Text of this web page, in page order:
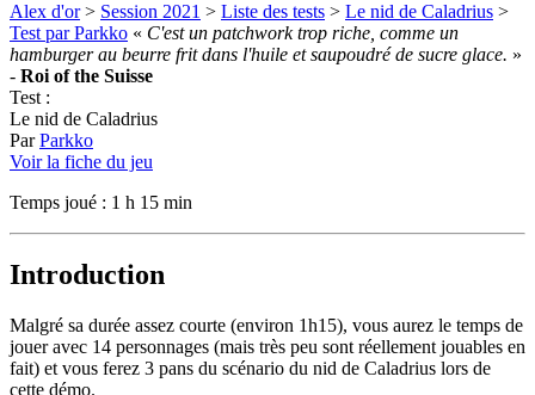
Alex d'or> Session 2021 > Liste des tests > Le nid de Caladrius >
Test par Parkko « C'est un patchwork trop riche, comme un
hamburger au beurre frit dans l'huile et saupoudré de sucre glace. »
- Roi of the Suisse
Test :
Le nid de Caladrius
ParParkko
Voir la fiche du jeu
Temps joué : 1 h 15 min
Introduction
Malgré sa durée assez courte (environ 1h15), vous aurez le temps de
jouer avec 14 personnages (mais très peu sont réellement jouables en
fait) et vous ferez 3 pans du scénario du nid de Caladrius lors de
cette démo.